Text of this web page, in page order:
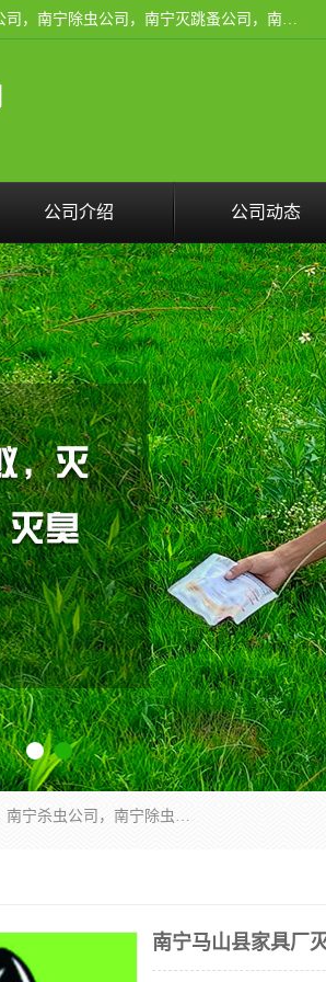
广西亿之豪有害生物防治服务有限公司是一家南宁灭鼠公司、灭蟑螂公司，南宁杀虫公司，南宁除虫公司，南宁灭跳蚤公司，南宁灭白蚁公司，南宁除四害公司,广西亿之豪有害生物防治服务有限公司专业灭蟑螂,除臭虫,其他害虫,服务上门,安全环保,售后保障,一次消杀，竭诚为您服务.
公司介绍 公司动态
广西亿之豪有害生物防治服务有限公司是一家南宁灭鼠公司、灭蟑螂公司，南宁杀虫公司，南宁除虫公司，南宁灭跳蚤公司，南宁灭白蚁公司，南宁除四害公司,广西亿之豪有害生物防治服务有限公司专业灭蟑螂,除臭虫,其他害虫,服务上门,安全环保,售后保障,一次消杀，竭诚为您服务.
南宁马山县家具厂